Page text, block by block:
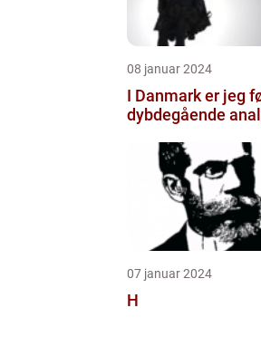
08 januar 2024
I Danmark er jeg
dybdegående
07 januar 2024
H